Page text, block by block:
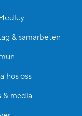
& samarbeten
hos oss
& media